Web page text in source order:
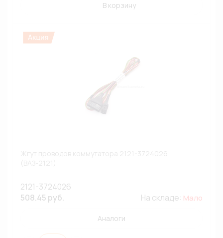
В корзину
2121-3724026
508.45 руб.
На складе: Мало
Аналоги